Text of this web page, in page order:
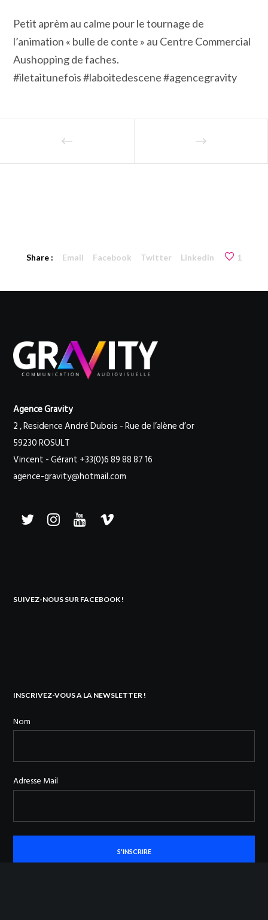
Petit aprèm au calme pour le tournage de
l’animation « bulle de conte » au Centre Commercial
Aushopping de faches.
#iletaitunefois #laboitedescene #agencegravity
Share : Email Facebook Twitter Linkedin 1
Agence Gravity
2 , Residence André Dubois - Rue de l’alène d’or
59230 ROSULT
Vincent - Gérant +33(0)6 89 88 87 16
agence-gravity@hotmail.com
SUIVEZ-NOUS SUR FACEBOOK !
INSCRIVEZ-VOUS A LA NEWSLETTER !
Nom
Adresse Mail